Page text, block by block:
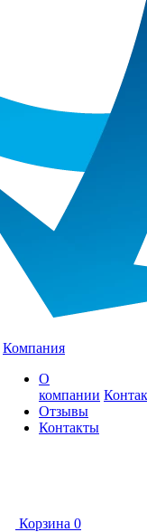
Компания
О
компании
Отзывы
Контакты
Корзина 0